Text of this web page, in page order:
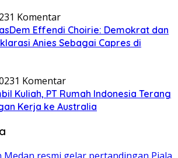
1 Komentar
Effendi Choirie: Demokrat dan
Anies Sebagai Capres di
1 Komentar
Kuliah, PT Rumah Indonesia Terang
Kerja ke Australia